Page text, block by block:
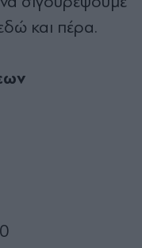
και πέρα.